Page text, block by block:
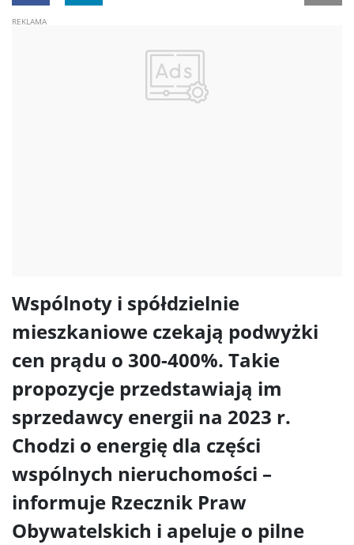
Wspólnoty i spółdzielnie
mieszkaniowe czekają podwyżki
cen prądu o 300-400%. Takie
propozycje przedstawiają im
sprzedawcy energii na 2023 r.
Chodzi o energię dla części
wspólnych nieruchomości –
informuje Rzecznik Praw
Obywatelskich i apeluje o pilne